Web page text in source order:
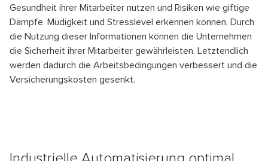
Gesundheit ihrer Mitarbeiter nutzen und Risiken wie giftige
Dämpfe, Müdigkeit und Stresslevel erkennen können. Durch
die Nutzung dieser Informationen können die Unternehmen
die Sicherheit ihrer Mitarbeiter gewährleisten. Letztendlich
werden dadurch die Arbeitsbedingungen verbessert und die
Versicherungskosten gesenkt.